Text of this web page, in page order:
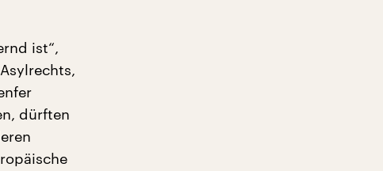
ist“,
dürften